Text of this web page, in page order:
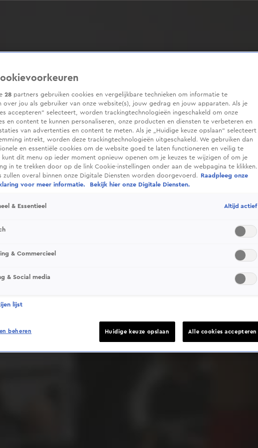
Deze video is niet beschikbaar op je huidige locatie
28 partners gebruiken cookies en vergelijkbare technieken om informatie te
over jou als gebruiker van onze website(s), jouw gedrag en jouw apparaten. Als je
accepteren” selecteert, worden trackingtechnologieën ingeschakeld om onze
en content te kunnen personaliseren, onze producten en diensten te verbeteren en
van advertenties en content te meten. Als je „Huidige keuze opslaan” selecteert
intrekt, worden deze trackingtechnologieën uitgeschakeld. We gebruiken dan
en essentiële cookies om de website goed te laten functioneren en veilig te
kunt dit menu op ieder moment opnieuw openen om je keuzes te wijzigen of om je
in te trekken door op de link Cookie-instellingen onder aan de webpagina te klikken.
zullen overal binnen onze Digitale Diensten worden doorgevoerd.
Raadpleeg onze
voor meer informatie.
Bekijk hier onze Digitale Diensten.
& Essentieel Altijd actief
& Commercieel
& Social media
lijst
beheren Huidige keuze opslaan Alle cookies accepteren